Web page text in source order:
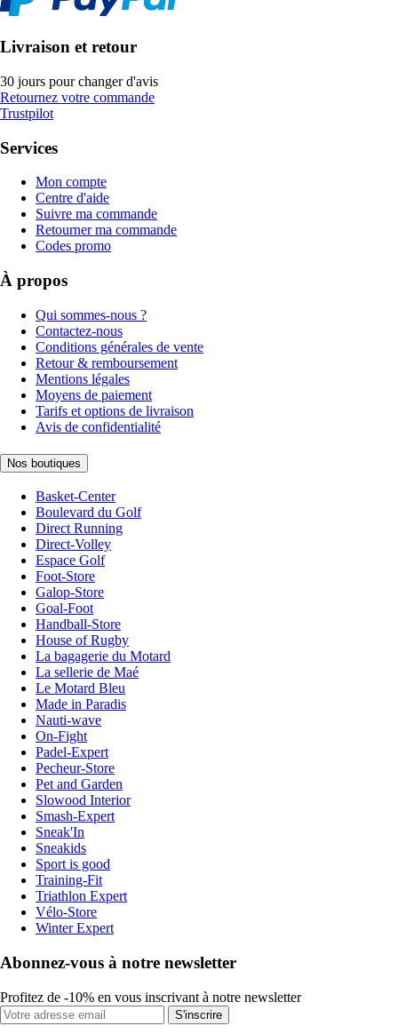
Livraison et retour
30 jours pour changer d'avis
Retournez votre commande
Trustpilot
Services
Mon compte
Centre d'aide
Suivre ma commande
Retourner ma commande
Codes promo
À propos
Qui sommes-nous ?
Contactez-nous
Conditions générales de vente
Retour & remboursement
Mentions légales
Moyens de paiement
Tarifs et options de livraison
Avis de confidentialité
Nos boutiques
Basket-Center
Boulevard du Golf
Direct Running
Direct-Volley
Espace Golf
Foot-Store
Galop-Store
Goal-Foot
Handball-Store
House of Rugby
La bagagerie du Motard
La sellerie de Maé
Le Motard Bleu
Made in Paradis
Nauti-wave
On-Fight
Padel-Expert
Pecheur-Store
Pet and Garden
Slowood Interior
Smash-Expert
Sneak'In
Sneakids
Sport is good
Training-Fit
Triathlon Expert
Vélo-Store
Winter Expert
Abonnez-vous à notre newsletter
Profitez de -10% en vous inscrivant à notre newsletter
S'inscrire